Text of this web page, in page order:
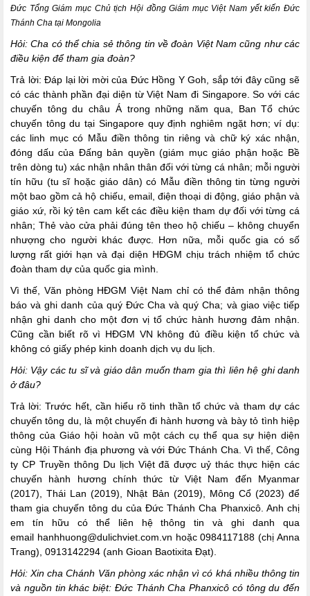
Đức Tổng Giám mục Chủ tịch Hội đồng Giám mục Việt Nam yết kiến Đức
Thánh Cha tại Mongolia
Hỏi: Cha có thể chia sẻ thông tin về đoàn Việt Nam cũng như các
điều kiện để tham gia đoàn?
Trả lời: Đáp lại lời mời của Đức Hồng Y Goh, sắp tới đây cũng sẽ
có các thành phần đại diện từ Việt Nam đi Singapore. So với các
chuyến tông du châu Á trong những năm qua, Ban Tổ chức
chuyến tông du tại Singapore quy định nghiêm ngặt hơn; ví dụ:
các linh mục có Mẫu điền thông tin riêng và chữ ký xác nhận,
đóng dấu của Đấng bản quyền (giám mục giáo phận hoặc Bề
trên dòng tu) xác nhận nhân thân đối với từng cá nhân; mỗi người
tín hữu (tu sĩ hoặc giáo dân) có Mẫu điền thông tin từng người
một bao gồm cả hộ chiếu, email, điện thoại di động, giáo phận và
giáo xứ, rồi ký tên cam kết các điều kiện tham dự đối với từng cá
nhân; Thẻ vào cửa phải đúng tên theo hộ chiếu – không chuyển
nhượng cho người khác được. Hơn nữa, mỗi quốc gia có số
lượng rất giới hạn và đại diện HĐGM chịu trách nhiệm tổ chức
đoàn tham dự của quốc gia mình.
Vì thế, Văn phòng HĐGM Việt Nam chỉ có thể đảm nhận thông
báo và ghi danh của quý Đức Cha và quý Cha; và giao việc tiếp
nhận ghi danh cho một đơn vị tổ chức hành hương đảm nhận.
Cũng cần biết rõ vì HĐGM VN không đủ điều kiện tổ chức và
không có giấy phép kinh doanh dịch vụ du lịch.
Hỏi: Vậy các tu sĩ và giáo dân muốn tham gia thì liên hệ ghi danh
ở đâu?
Trả lời: Trước hết, cần hiểu rõ tinh thần tổ chức và tham dự các
chuyến tông du, là một chuyến đi hành hương và bày tỏ tình hiệp
thông của Giáo hội hoàn vũ một cách cụ thể qua sự hiện diện
cùng Hội Thánh địa phương và với Đức Thánh Cha. Vì thế, Công
ty CP Truyền thông Du lịch Việt đã được uỷ thác thực hiện các
chuyến hành hương chính thức từ Việt Nam đến Myanmar
(2017), Thái Lan (2019), Nhật Bản (2019), Mông Cổ (2023) để
tham gia chuyến tông du của Đức Thánh Cha Phanxicô. Anh chị
em tín hữu có thể liên hệ thông tin và ghi danh qua
email hanhhuong@dulichviet.com.vn hoặc 0984117188 (chị Anna
Trang), 0913142294 (anh Gioan Baotixita Đạt).
Hỏi: Xin cha Chánh Văn phòng xác nhận vì có khá nhiều thông tin
và nguồn tin khác biệt: Đức Thánh Cha Phanxicô có tông du đến